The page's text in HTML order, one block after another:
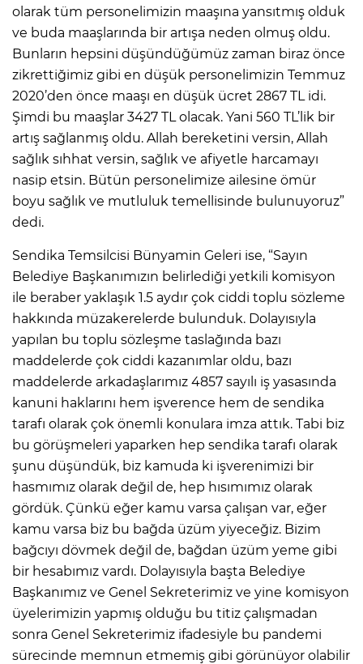
olarak tüm personelimizin maaşına yansıtmış olduk
ve buda maaşlarında bir artışa neden olmuş oldu.
Bunların hepsini düşündüğümüz zaman biraz önce
zikrettiğimiz gibi en düşük personelimizin Temmuz
2020’den önce maaşı en düşük ücret 2867 TL idi.
Şimdi bu maaşlar 3427 TL olacak. Yani 560 TL’lik bir
artış sağlanmış oldu. Allah bereketini versin, Allah
sağlık sıhhat versin, sağlık ve afiyetle harcamayı
nasip etsin. Bütün personelimize ailesine ömür
boyu sağlık ve mutluluk temellisinde bulunuyoruz”
dedi.
Sendika Temsilcisi Bünyamin Geleri ise, “Sayın
Belediye Başkanımızın belirlediği yetkili komisyon
ile beraber yaklaşık 1.5 aydır çok ciddi toplu sözleme
hakkında müzakerelerde bulunduk. Dolayısıyla
yapılan bu toplu sözleşme taslağında bazı
maddelerde çok ciddi kazanımlar oldu, bazı
maddelerde arkadaşlarımız 4857 sayılı iş yasasında
kanuni haklarını hem işverence hem de sendika
tarafı olarak çok önemli konulara imza attık. Tabi biz
bu görüşmeleri yaparken hep sendika tarafı olarak
şunu düşündük, biz kamuda ki işverenimizi bir
hasmımız olarak değil de, hep hısımımız olarak
gördük. Çünkü eğer kamu varsa çalışan var, eğer
kamu varsa biz bu bağda üzüm yiyeceğiz. Bizim
bağcıyı dövmek değil de, bağdan üzüm yeme gibi
bir hesabımız vardı. Dolayısıyla başta Belediye
Başkanımız ve Genel Sekreterimiz ve yine komisyon
üyelerimizin yapmış olduğu bu titiz çalışmadan
sonra Genel Sekreterimiz ifadesiyle bu pandemi
sürecinde memnun etmemiş gibi görünüyor olabilir